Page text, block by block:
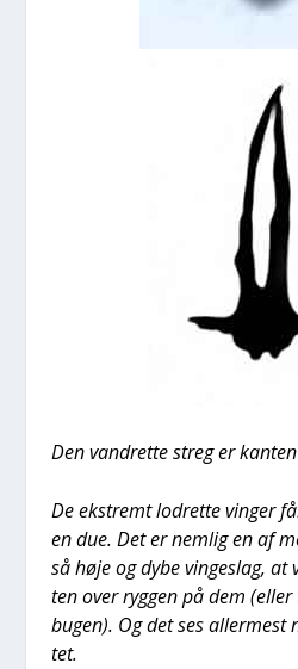
Den vand­ret­te streg er
De ekstremt lod­ret­te vin­ger
en due. Det er nem­lig en af
så høje og dybe vin­ge­slag,
ten over ryg­gen på dem
bugen). Og det ses
tet.